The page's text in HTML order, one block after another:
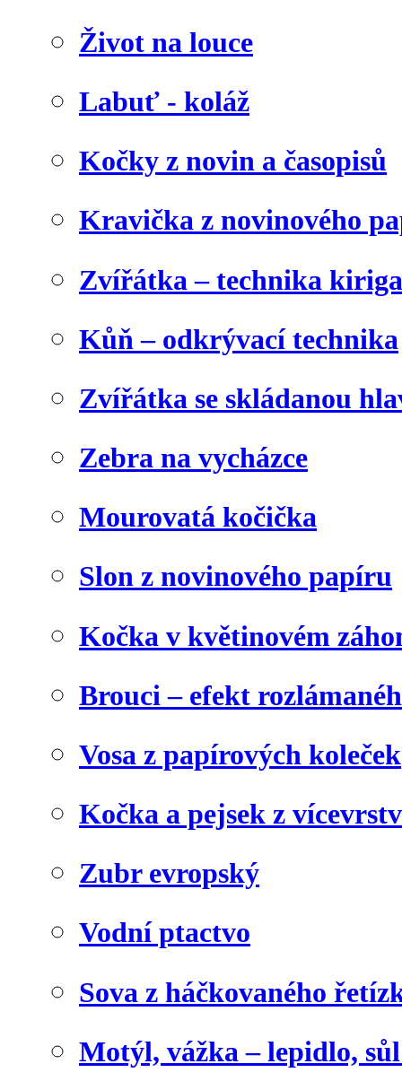
Život na louce
Labuť - koláž
Kočky z novin a časopisů
Kravička z novinového
Zvířátka – technika
Kůň – odkrývací technika
Zvířátka se skládanou
Zebra na vycházce
Mourovatá kočička
Slon z novinového papíru
Kočka v květinovém
Brouci – efekt
Vosa z papírových koleček
Kočka a pejsek z
Zubr evropský
Vodní ptactvo
Sova z háčkovaného
Motýl, vážka – lepidlo,